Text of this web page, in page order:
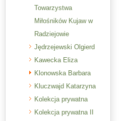
Towarzystwa
Miłośników Kujaw w
Radziejowie
Jędrzejewski Olgierd
Kawecka Eliza
Klonowska Barbara
Kluczwajd Katarzyna
Kolekcja prywatna
Kolekcja prywatna II